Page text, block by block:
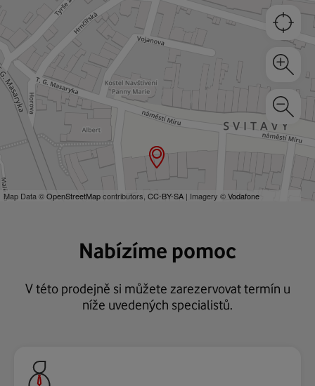
Map Data ©OpenStreetMapcontributors, CC-BY-SA | Imagery ©Vodafone
Nabízíme pomoc
V této prodejně si můžete zarezervovat termín u
níže uvedených specialistů.